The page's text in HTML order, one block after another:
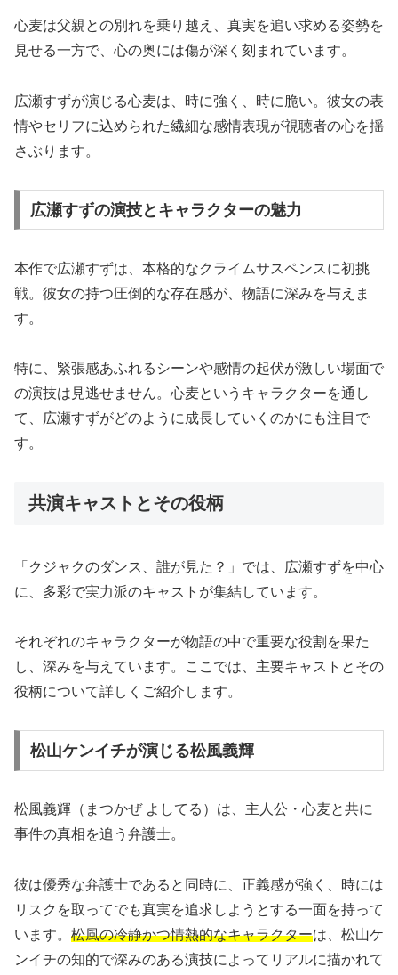
心麦は父親との別れを乗り越え、真実を追い求める姿勢を
見せる一方で、心の奥には傷が深く刻まれています。
広瀬すずが演じる心麦は、時に強く、時に脆い。彼女の表
情やセリフに込められた繊細な感情表現が視聴者の心を揺
さぶります。
広瀬すずの演技とキャラクターの魅力
本作で広瀬すずは、本格的なクライムサスペンスに初挑
戦。彼女の持つ圧倒的な存在感が、物語に深みを与えま
す。
特に、緊張感あふれるシーンや感情の起伏が激しい場面で
の演技は見逃せません。心麦というキャラクターを通し
て、広瀬すずがどのように成長していくのかにも注目で
す。
共演キャストとその役柄
「クジャクのダンス、誰が見た？」では、広瀬すずを中心
に、多彩で実力派のキャストが集結しています。
それぞれのキャラクターが物語の中で重要な役割を果た
し、深みを与えています。ここでは、主要キャストとその
役柄について詳しくご紹介します。
松山ケンイチが演じる松風義輝
松風義輝（まつかぜ よしてる）は、主人公・心麦と共に
事件の真相を追う弁護士。
彼は優秀な弁護士であると同時に、正義感が強く、時には
リスクを取ってでも真実を追求しようとする一面を持って
います。 松風の冷静かつ情熱的なキャラクターは、松山ケ
ンイチの知的で深みのある演技によってリアルに描かれて